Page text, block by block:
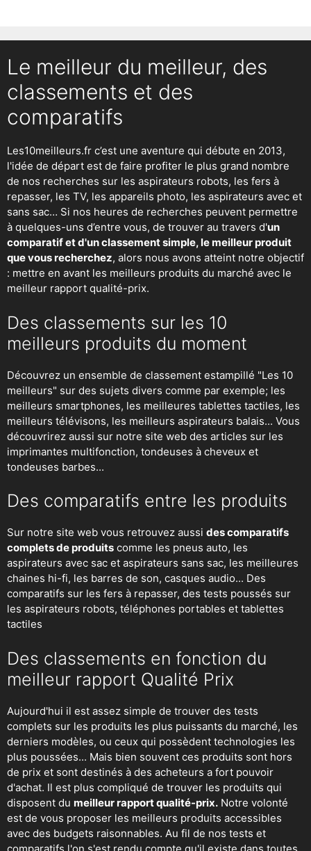
Le meilleur du meilleur, des
classements et des
comparatifs
Les10meilleurs.fr c’est une aventure qui débute en 2013,
l'idée de départ est de faire profiter le plus grand nombre
de nos recherches sur les aspirateurs robots, les fers à
repasser, les TV, les appareils photo, les aspirateurs avec et
sans sac… Si nos heures de recherches peuvent permettre
à quelques-uns d’entre vous, de trouver au travers d'un
comparatif et d'un classement simple, le meilleur produit
que vous recherchez, alors nous avons atteint notre objectif
: mettre en avant les meilleurs produits du marché avec le
meilleur rapport qualité-prix.
Des classements sur les 10
meilleurs produits du moment
Découvrez un ensemble de classement estampillé "Les 10
meilleurs" sur des sujets divers comme par exemple; les
meilleurs smartphones, les meilleures tablettes tactiles, les
meilleurs télévisons, les meilleurs aspirateurs balais... Vous
découvrirez aussi sur notre site web des articles sur les
imprimantes multifonction, tondeuses à cheveux et
tondeuses barbes...
Des comparatifs entre les produits
Sur notre site web vous retrouvez aussi des comparatifs
complets de produits comme les pneus auto, les
aspirateurs avec sac et aspirateurs sans sac, les meilleures
chaines hi-fi, les barres de son, casques audio... Des
comparatifs sur les fers à repasser, des tests poussés sur
les aspirateurs robots, téléphones portables et tablettes
tactiles
Des classements en fonction du
meilleur rapport Qualité Prix
Aujourd'hui il est assez simple de trouver des tests
complets sur les produits les plus puissants du marché, les
derniers modèles, ou ceux qui possèdent technologies les
plus poussées... Mais bien souvent ces produits sont hors
de prix et sont destinés à des acheteurs a fort pouvoir
d'achat. Il est plus compliqué de trouver les produits qui
disposent du meilleur rapport qualité-prix. Notre volonté
est de vous proposer les meilleurs produits accessibles
avec des budgets raisonnables. Au fil de nos tests et
comparatifs l'on s'est rendu compte qu'il existe dans toutes